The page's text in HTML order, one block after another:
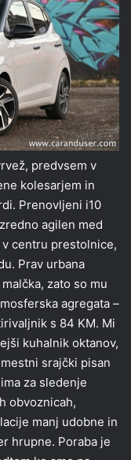
predvsem v
kolesarjem in
Prenovljeni i10
agilen med
centru prestolnice,
Prav urbana
zato so mu
agregata –
s 84 KM. Mi
kuhalnik oktanov,
srajčki pisan
za sledenje
obvoznicah,
manj udobne in
hrupne. Poraba je